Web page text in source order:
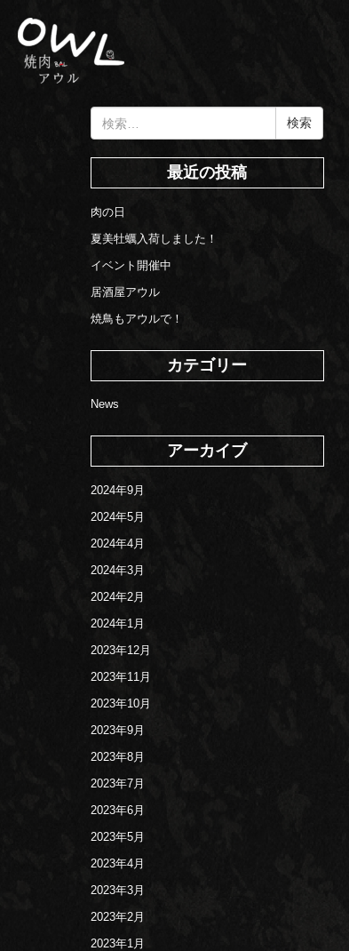
索:
最近の投稿
肉の日
夏美牡蠣入荷しました！
イベント開催中
居酒屋アウル
焼鳥もアウルで！
カテゴリー
News
アーカイブ
2024年9月
2024年5月
2024年4月
2024年3月
2024年2月
2024年1月
2023年12月
2023年11月
2023年10月
2023年9月
2023年8月
2023年7月
2023年6月
2023年5月
2023年4月
2023年3月
2023年2月
2023年1月